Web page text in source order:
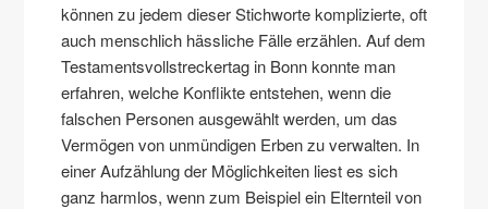
können zu jedem dieser Stichworte komplizierte, oft
auch menschlich hässliche Fälle erzählen. Auf dem
Testamentsvollstreckertag in Bonn konnte man
erfahren, welche Konflikte entstehen, wenn die
falschen Personen ausgewählt werden, um das
Vermögen von unmündigen Erben zu verwalten. In
einer Aufzählung der Möglichkeiten liest es sich
ganz harmlos, wenn zum Beispiel ein Elternteil von